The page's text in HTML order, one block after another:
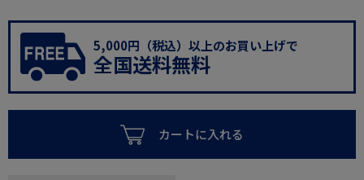
5,000円（税込）以上のお買い上げで
全国送料無料
カートに入れる